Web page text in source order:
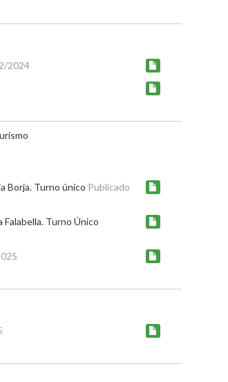
2024
Borja. Turno único Publicado
Turno Único